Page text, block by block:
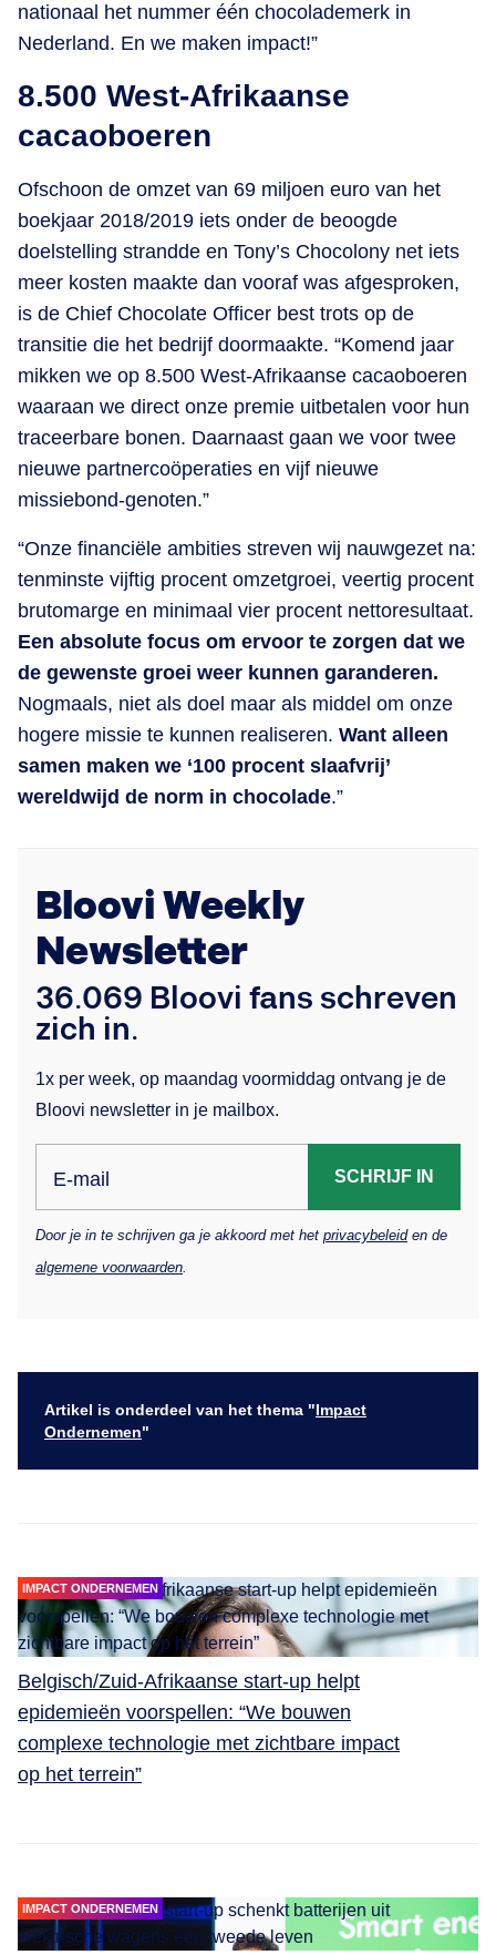
nationaal het nummer één chocolademerk in
Nederland. En we maken impact!”
8.500 West-Afrikaanse
cacaoboeren
Ofschoon de omzet van 69 miljoen euro van het
boekjaar 2018/2019 iets onder de beoogde
doelstelling strandde en Tony’s Chocolony net iets
meer kosten maakte dan vooraf was afgesproken,
is de Chief Chocolate Officer best trots op de
transitie die het bedrijf doormaakte. “Komend jaar
mikken we op 8.500 West-Afrikaanse cacaoboeren
waaraan we direct onze premie uitbetalen voor hun
traceerbare bonen. Daarnaast gaan we voor twee
nieuwe partnercoöperaties en vijf nieuwe
missiebond-genoten.”
“Onze financiële ambities streven wij nauwgezet na:
tenminste vijftig procent omzetgroei, veertig procent
brutomarge en minimaal vier procent nettoresultaat.
Een absolute focus om ervoor te zorgen dat we
de gewenste groei weer kunnen garanderen.
Nogmaals, niet als doel maar als middel om onze
hogere missie te kunnen realiseren. Want alleen
samen maken we ‘100 procent slaafvrij’
wereldwijd de norm in chocolade.”
Bloovi Weekly
Newsletter
36.069 Bloovi fans schreven
zich in.
1x per week, op maandag voormiddag ontvang je de
Bloovi newsletter in je mailbox.
E-mail SCHRIJF IN
Door je in te schrijven ga je akkoord met het privacybeleiden de
algemene voorwaarden
Artikel is onderdeel van het thema "Impact
Ondernemen"
IMPACT ONDERNEMEN
Belgisch/Zuid-Afrikaanse start-up helpt
epidemieën voorspellen: “We bouwen
complexe technologie met zichtbare impact
op het terrein”
IMPACT ONDERNEMEN